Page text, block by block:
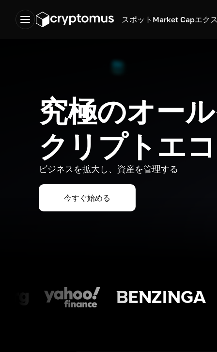
スポット Market Capエク
究極のオー
クリプトエ
ビジネスを拡大し、資産を管理する
今すぐ始める